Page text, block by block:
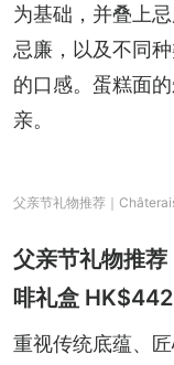
为基础，并叠上
忌廉，以及不同
的口感。蛋糕面
亲。
父亲节礼物推荐｜
父亲节礼物推
啡礼盒 HK$442
重视传统底蕴、